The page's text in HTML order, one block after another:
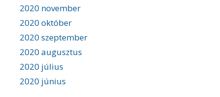
2020 november
2020 október
2020 szeptember
2020 augusztus
2020 július
2020 június